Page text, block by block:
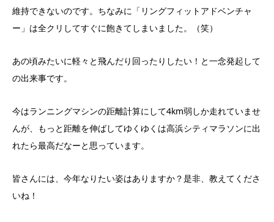
維持できないのです。ちなみに「リングフィットアドベンチャ
ー」は全クリしてすぐに飽きてしまいました。（笑）
あの頃みたいに軽々と飛んだり回ったりしたい！と一念発起して
の出来事です。
今はランニングマシンの距離計算にして4km弱しか走れていませ
んが、もっと距離を伸ばしてゆくゆくは高浜シティマラソンに出
れたら最高だなーと思っています。
皆さんには、今年なりたい姿はありますか？是非、教えてくださ
いね！